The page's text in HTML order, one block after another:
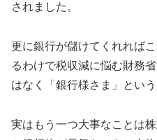
されました。
更に銀行が儲けてくれれば
るわけで税収減に悩む財務
はなく「銀行様さま」とい
実はもう一つ大事なことは